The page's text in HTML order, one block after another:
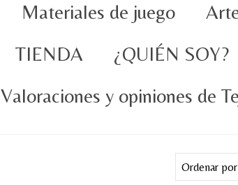
Materiales de juego
TIENDA ¿QUIÉN SOY?
Valoraciones y opiniones de